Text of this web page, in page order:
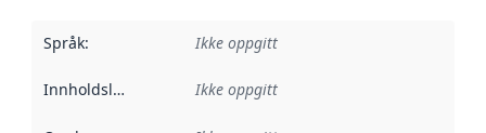
Språk: Ikke oppgitt
Innholdsleverandører :
Ikke oppgitt